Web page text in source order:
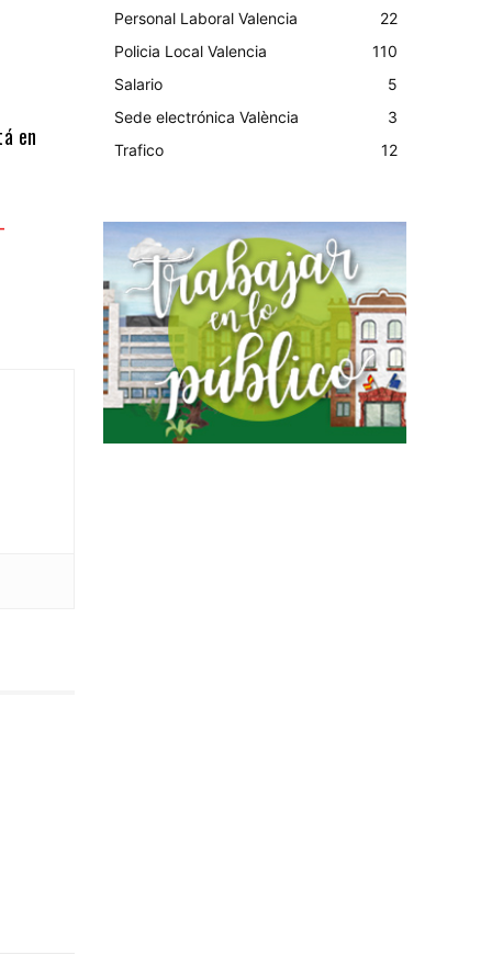
en
Personal Laboral Valencia
22
Policia Local Valencia
110
Salario
5
Sede electrónica València
3
Trafico
12